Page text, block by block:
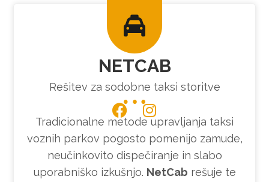
NETCAB
Rešitev za sodobne taksi storitve
Tradicionalne metode upravljanja taksi
voznih parkov pogosto pomenijo zamude,
neučinkovito dispečiranje in slabo
uporabniško izkušnjo. NetCab rešuje te